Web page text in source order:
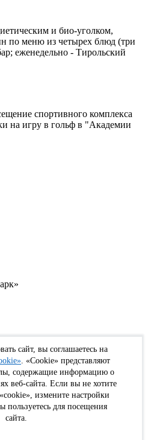
и био-уголком,
по меню из четырех блюд (три
еженедельно - Тирольский
спортивного комплекса
на игру в гольф в "Академии
персональных данных
Youtube Rutube
сайт, вы соглашаетесь на
. «Cookie» представляют
содержащие информацию о
веб-сайта. Если вы не хотите
измените настройки
пользуетесь для посещения
сайта.